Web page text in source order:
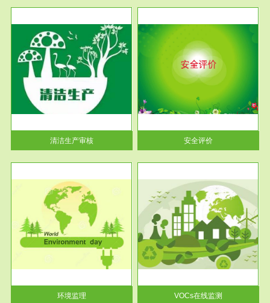
清洁生产审核
服务范围
安全评价
安全评价安全评价目的是查找、
分析和预测工程、系统、生产经
营活...
安全评价
环境监理
服务范围
VOCs在线监测
根据《重点区域大气污染防
治“十二五”规划》有机废气净化
率达...
VOCs在线监测